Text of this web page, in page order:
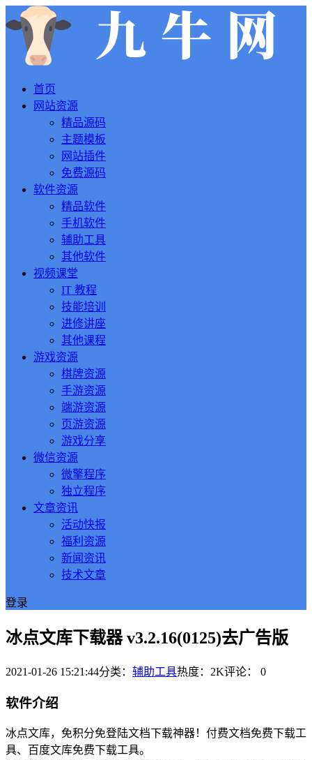
首页
网站资源
精品源码
主题模板
网站插件
免费源码
软件资源
精品软件
手机软件
辅助工具
其他软件
视频课堂
IT 教程
技能培训
进修讲座
其他课程
游戏资源
棋牌资源
手游资源
端游资源
页游资源
游戏分享
微信资源
微擎程序
独立程序
文章资讯
活动快报
福利资源
新闻资讯
技术文章
登录
冰点文库下载器 v3.2.16(0125)去广告版
2021-01-26 15:21:44分类： 辅助工具热度：2K评论： 0
软件介绍
冰点文库，免积分免登陆文档下载神器！付费文档免费下载工
具、百度文库免费下载工具。